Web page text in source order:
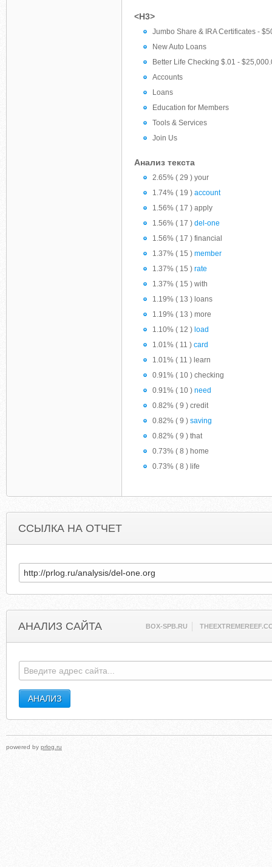
<H3>
Jumbo Share & IRA Certificates -
New Auto Loans
Better Life Checking $.01 -
Accounts
Loans
Education for Members
Tools & Services
Join Us
Анализ текста
2.65% ( 29 ) your
1.74% ( 19 ) account
1.56% ( 17 ) apply
1.56% ( 17 ) del-one
1.56% ( 17 ) financial
1.37% ( 15 ) member
1.37% ( 15 ) rate
1.37% ( 15 ) with
1.19% ( 13 ) loans
1.19% ( 13 ) more
1.10% ( 12 ) load
1.01% ( 11 ) card
1.01% ( 11 ) learn
0.91% ( 10 ) checking
0.91% ( 10 ) need
0.82% ( 9 ) credit
0.82% ( 9 ) saving
0.82% ( 9 ) that
0.73% ( 8 ) home
0.73% ( 8 ) life
ССЫЛКА НА ОТЧЕТ
АНАЛИЗ САЙТА BOX-SPB.RU
powered by prlog.ru